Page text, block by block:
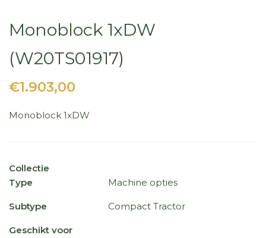
Monoblock 1xDW
(W20TS01917)
€1.903,00
Monoblock 1xDW
Collectie
Type
Machine opties
Subtype Compact Tractor
Geschikt voor